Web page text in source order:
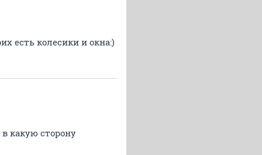
есть колесики и окна:)
какую сторону